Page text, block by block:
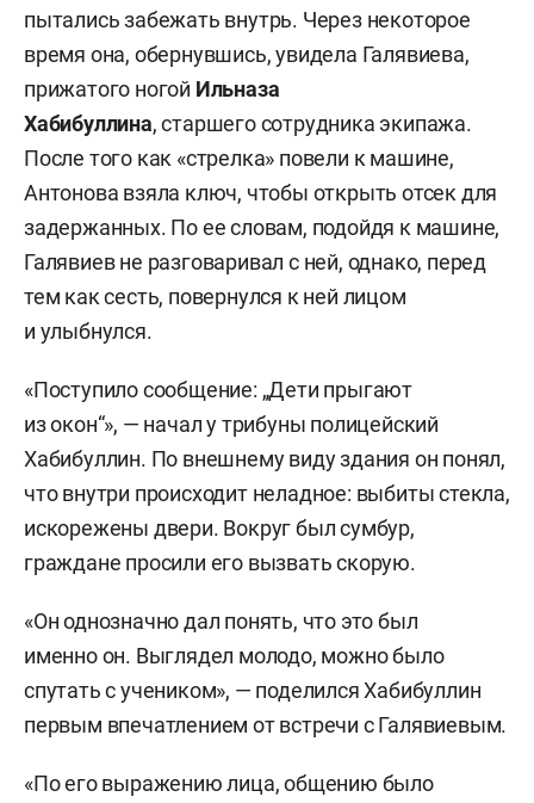
пытались забежать внутрь. Через некоторое
время она, обернувшись, увидела Галявиева,
прижатого ногой Ильназа
Хабибуллина, старшего сотрудника экипажа.
После того как «стрелка» повели к машине,
Антонова взяла ключ, чтобы открыть отсек для
задержанных. По ее словам, подойдя к машине,
Галявиев не разговаривал с ней, однако, перед
тем как сесть, повернулся к ней лицом
и улыбнулся.
«Поступило сообщение: „Дети прыгают
из окон“», — начал у трибуны полицейский
Хабибуллин. По внешнему виду здания он понял,
что внутри происходит неладное: выбиты стекла,
искорежены двери. Вокруг был сумбур,
граждане просили его вызвать скорую.
«Он однозначно дал понять, что это был
именно он. Выглядел молодо, можно было
спутать с учеником», — поделился Хабибуллин
первым впечатлением от встречи с Галявиевым.
«По его выражению лица, общению было